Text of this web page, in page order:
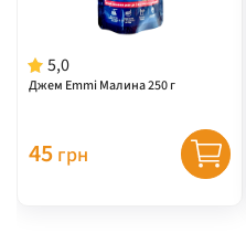
5,0
Джем Emmi Малина 250 г
45 грн